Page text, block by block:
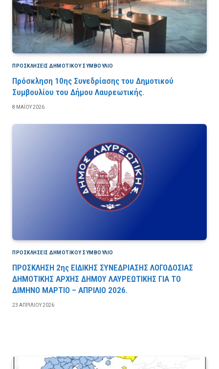
ΠΡΟΣΚΛΉΣΕΙΣ ΔΗΜΟΤΙΚΟΎ ΣΥΜΒΟΎΛΙΟ
Πρόσκληση 10ης Συνεδρίασης του Δημοτικού
Συμβουλίου του Δήμου Λαυρεωτικής.
8 ΜΑΪ́ΟΥ 2026
ΠΡΟΣΚΛΉΣΕΙΣ ΔΗΜΟΤΙΚΟΎ ΣΥΜΒΟΎΛΙΟ
ΠΡΟΣΚΛΗΣΗ 2ης ΕΙΔΙΚΗΣ ΣΥΝΕΔΡΙΑΣΗΣ ΛΟΓΟΔΟΣΙΑΣ
ΔΗΜΟΤΙΚΗΣ ΑΡΧΗΣ ΔΗΜΟΥ ΛΑΥΡΕΩΤΙΚΗΣ ΓΙΑ ΤΟ
ΔΙΜΗΝΟ ΜΑΡΤΙΟ – ΑΠΡΙΛΙΟ 2026.
23 ΑΠΡΙΛΊΟΥ 2026